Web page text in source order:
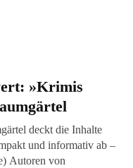
»Krimis
deckt die Inhalte
und informativ ab –
Autoren von